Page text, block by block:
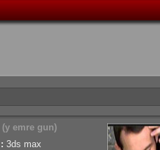
(y emre gun)
3ds max